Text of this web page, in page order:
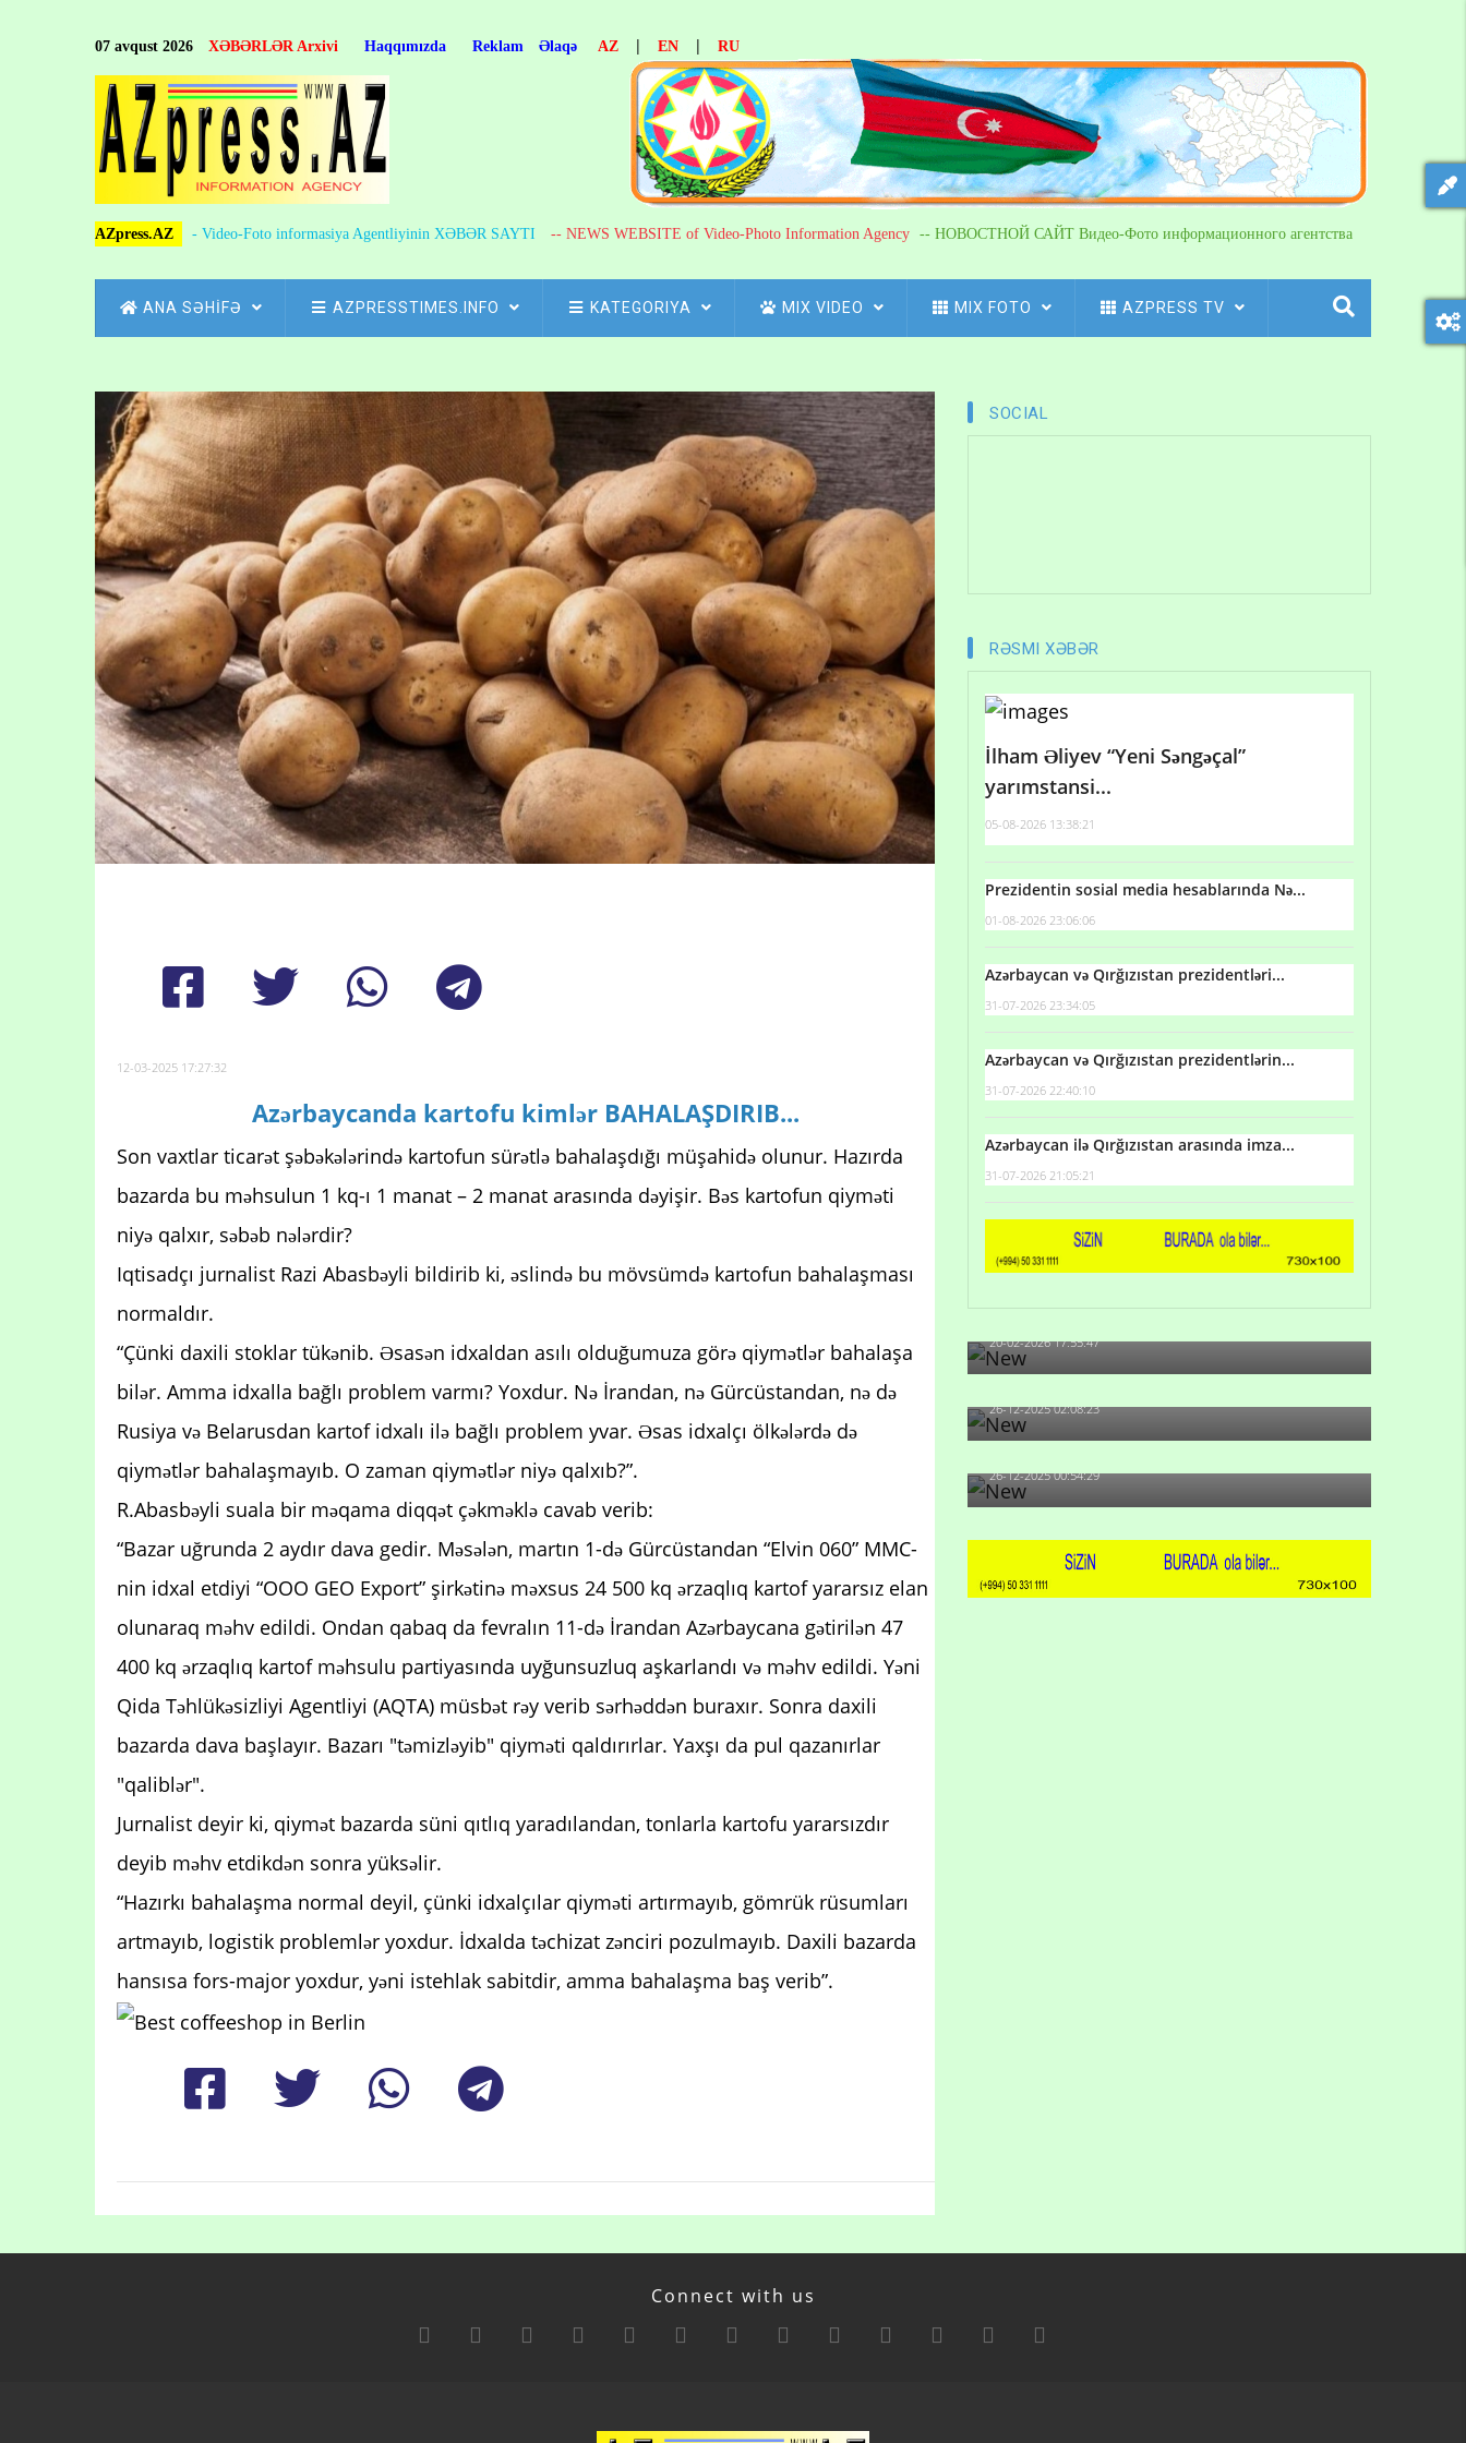
07 avqust 2026 XƏBƏRLƏR Arxivi Haqqımızda Reklam Əlaqə AZ | EN | RU
AZpress.AZ - Video-Foto informasiya Agentliyinin XƏBƏR SAYTI -- NEWS WEBSITE of Video-Photo Information Agency -- НОВОСТНОЙ САЙТ Видео-Фото информационного агентства
MAIN
NAVIGATION
ANA SƏHİFƏ AZPRESSTIMES.INFO KATEGORIYA MIX VIDEO MIX FOTO AZPRESS TV
Breadcrumb
12-03-2025 17:27:32
Azərbaycanda kartofu kimlər BAHALAŞDIRIB...
Son vaxtlar ticarət şəbəkələrində kartofun sürətlə bahalaşdığı müşahidə olunur. Hazırda
bazarda bu məhsulun 1 kq-ı 1 manat – 2 manat arasında dəyişir. Bəs kartofun qiyməti
niyə qalxır, səbəb nələrdir?
Iqtisadçı jurnalist Razi Abasbəyli bildirib ki, əslində bu mövsümdə kartofun bahalaşması
normaldır.
“Çünki daxili stoklar tükənib. Əsasən idxaldan asılı olduğumuza görə qiymətlər bahalaşa
bilər. Amma idxalla bağlı problem varmı? Yoxdur. Nə İrandan, nə Gürcüstandan, nə də
Rusiya və Belarusdan kartof idxalı ilə bağlı problem yvar. Əsas idxalçı ölkələrdə də
qiymətlər bahalaşmayıb. O zaman qiymətlər niyə qalxıb?”.
R.Abasbəyli suala bir məqama diqqət çəkməklə cavab verib:
“Bazar uğrunda 2 aydır dava gedir. Məsələn, martın 1-də Gürcüstandan “Elvin 060” MMC-
nin idxal etdiyi “OOO GEO Export” şirkətinə məxsus 24 500 kq ərzaqlıq kartof yararsız elan
olunaraq məhv edildi. Ondan qabaq da fevralın 11-də İrandan Azərbaycana gətirilən 47
400 kq ərzaqlıq kartof məhsulu partiyasında uyğunsuzluq aşkarlandı və məhv edildi. Yəni
Qida Təhlükəsizliyi Agentliyi (AQTA) müsbət rəy verib sərhəddən buraxır. Sonra daxili
bazarda dava başlayır. Bazarı "təmizləyib" qiyməti qaldırırlar. Yaxşı da pul qazanırlar
"qaliblər".
Jurnalist deyir ki, qiymət bazarda süni qıtlıq yaradılandan, tonlarla kartofu yararsızdır
deyib məhv etdikdən sonra yüksəlir.
“Hazırkı bahalaşma normal deyil, çünki idxalçılar qiyməti artırmayıb, gömrük rüsumları
artmayıb, logistik problemlər yoxdur. İdxalda təchizat zənciri pozulmayıb. Daxili bazarda
hansısa fors-major yoxdur, yəni istehlak sabitdir, amma bahalaşma baş verib”.
SOCIAL
RƏSMI XƏBƏR
İlham Əliyev “Yeni Səngəçal”
yarımstansi...
05-08-2026 13:38:21
Prezidentin sosial media hesablarında Nə...
01-08-2026 23:06:06
Azərbaycan və Qırğızıstan prezidentləri...
31-07-2026 23:34:05
Azərbaycan və Qırğızıstan prezidentlərin...
31-07-2026 22:40:10
Azərbaycan ilə Qırğızıstan arasında imza...
31-07-2026 21:05:21
artıb?
20-02-2026 17:55:47
Məni bura NAZİR GÖNDƏRİB - 1937-ci ildən
fəaliyyətdə olan və...
26-12-2025 02:08:23
-Ay qız, sən məhkəməni udmayacaqsan... Sən
bilirsən də, məni...
26-12-2025 00:54:29
Connect with us